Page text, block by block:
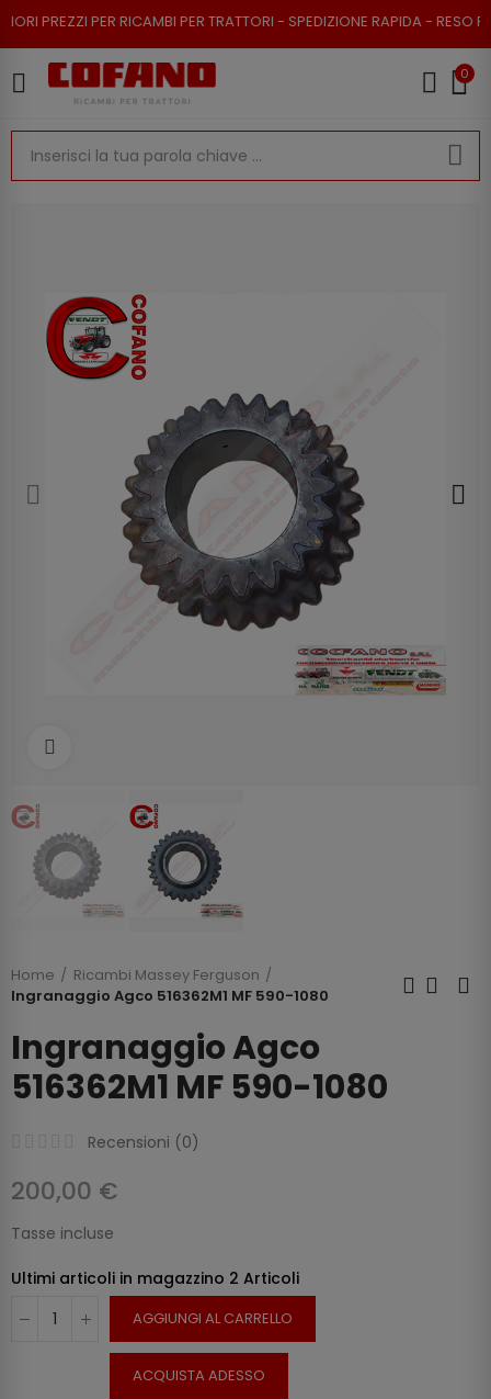
PER RICAMBI PER TRATTORI - SPEDIZIONE RAPIDA - RESO POSSIBILE
0
Home
Ricambi Massey Ferguson
Ingranaggio Agco 516362M1 MF 590-1080
Ingranaggio Agco
516362M1 MF 590-1080
Recensioni (0)
200,00 €
Tasse incluse
Ultimi articoli in magazzino 2 Articoli
AGGIUNGI AL CARRELLO
ACQUISTA ADESSO